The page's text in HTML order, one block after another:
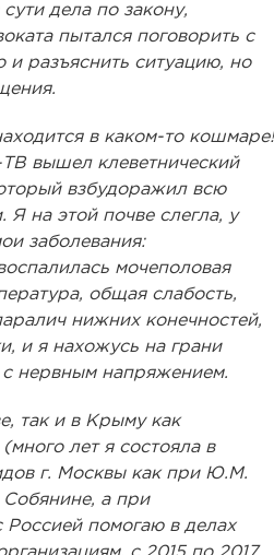
дела по закону,
пытался поговорить с
и разъяснить ситуацию, но
в каком-то кошмаре!
вышел клеветнический
взбудоражил всю
Я на этой почве слегла, у
заболевания:
мочеполовая
общая слабость,
нижних конечностей,
и я нахожусь на грани
нервным напряжением.
так и в Крыму как
лет я состояла в
г. Москвы как при Ю.М.
а при
помогаю в делах